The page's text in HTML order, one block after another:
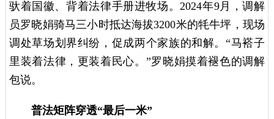
驮着国徽、背着法律手册进牧场。2024年9月，调解
员罗晓娟骑马三小时抵达海拔3200米的牦牛坪，现场
调处草场划界纠纷，促成两个家族的和解。“马褡子
里装着法律，更装着民心。”罗晓娟摸着褪色的调解
包说。
普法矩阵穿透“最后一米”